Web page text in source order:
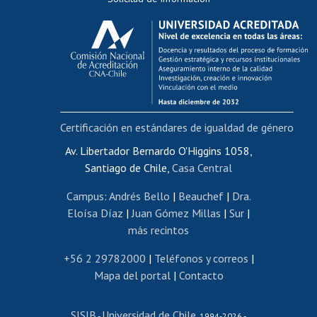
Calificación académica
Postulación al AUCAI
Funcionarias/os
Cursos internos de capacitación
Bienestar del personal
Portal de movilidad interna
Certificado de renta
Certificado de renta honorarios
Editar páginas blancas
Extranjeras/os
Revalidación y reconocimiento de títulos
Postulación al Programa de Movilidad Estudiantil
Av. Libertador Bernardo O'Higgins 1058,
Santiago de Chile, Casa Central
Campus: Andrés Bello | Beauchef| Dra.
Eloísa Díaz | Juan Gómez Millas | Sur |
más recintos
+56 2 29782000 | Teléfonos y correos |
Mapa del portal| Contacto
Certificación en estándares de igualdad de género